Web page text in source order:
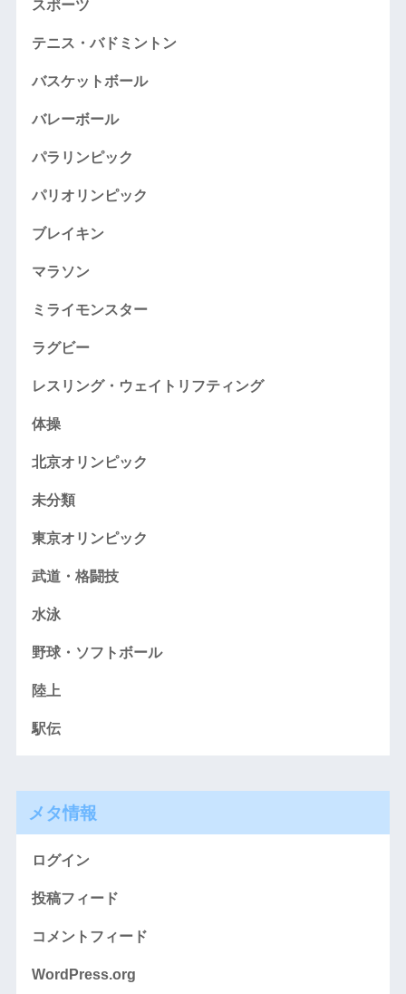
スポーツ
テニス・バドミントン
バスケットボール
バレーボール
パラリンピック
パリオリンピック
ブレイキン
マラソン
ミライモンスター
ラグビー
レスリング・ウェイトリフティング
体操
北京オリンピック
未分類
東京オリンピック
武道・格闘技
水泳
野球・ソフトボール
陸上
駅伝
メタ情報
ログイン
投稿フィード
コメントフィード
WordPress.org